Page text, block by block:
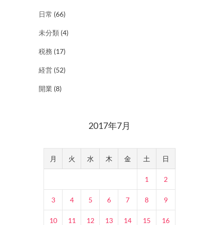
日常 (66)
未分類 (4)
税務 (17)
経営 (52)
開業 (8)
2017年7月
月 火 水 木 金 土 日
1 2
3 4 5 6 7 8 9
10 11 12 13 14 15 16